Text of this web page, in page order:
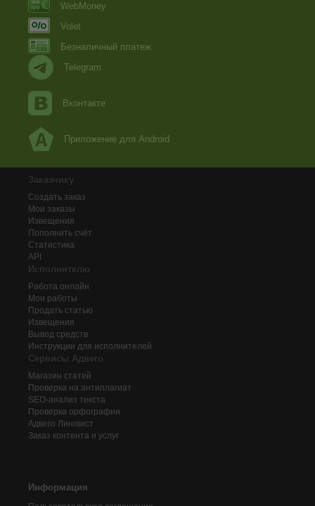
WebMoney
Volet
Безналичный платеж
Telegram
Вконтакте
Приложение для Android
Заказчику
Создать заказ
Мои заказы
Извещения
Пополнить счёт
Статистика
API
Исполнителю
Работа онлайн
Мои работы
Продать статью
Извещения
Вывод средств
Инструкции для исполнителей
Сервисы Адвего
Магазин статей
Проверка на антиплагиат
SEO-анализ текста
Проверка орфографии
Адвего Лингвист
Заказ контента и услуг
Информация